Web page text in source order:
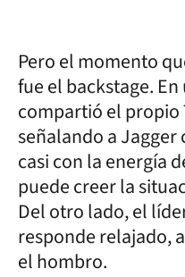
Pero el momento
fue el backstage.
compartió el propio
señalando a Jagger
casi con la energía
puede creer la
Del otro lado, el
responde relajado,
el hombro.